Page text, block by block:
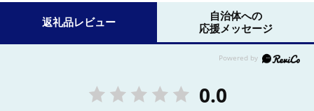
返礼品レビュー
自治体への
応援メッセージ
0.0